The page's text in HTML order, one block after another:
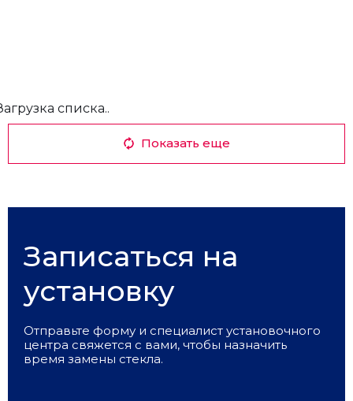
списка..
Показать еще
Записаться на
установку
Отправьте форму и специалист установочного
центра свяжется с вами, чтобы назначить
время замены стекла.